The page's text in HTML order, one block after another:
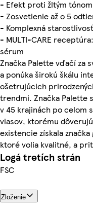
- Efekt proti žltým
- Zosvetlenie až o 5
- Komplexná
- MULTI-CARE
sérum
Značka Palette vďačí za
a ponúka širokú škálu
ošetrujúcich
trendmi. Značka Palette
v 45 krajinách po celom
vlasov, ktorému
existencie získala
ktoré volia kvalitné, a
Logá tretích strán
FSC
Zloženie